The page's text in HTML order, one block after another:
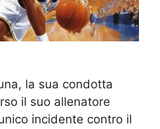
la sua condotta
il suo allenatore
incidente contro il